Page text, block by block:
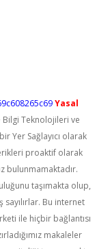
Yasal
Bilgi Teknolojileri ve
Yer Sağlayıcı olarak
proaktif olarak
bulunmamaktadır.
taşımakta olup,
Bu internet
ile hiçbir bağlantısı
makaleler